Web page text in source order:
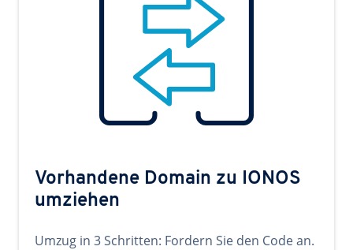
Vorhandene Domain zu IONOS
umziehen
Umzug in 3 Schritten: Fordern Sie den Code an.